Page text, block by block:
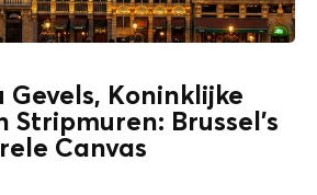
Gevels, Koninklijke
Stripmuren: Brussel’s
Canvas